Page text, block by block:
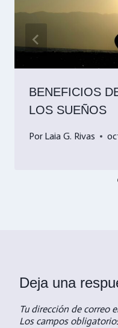
BENEFICIOS
LOS SUEÑOS
Por Laia G. Rivas
Deja una
Tu dirección de correo
Los campos